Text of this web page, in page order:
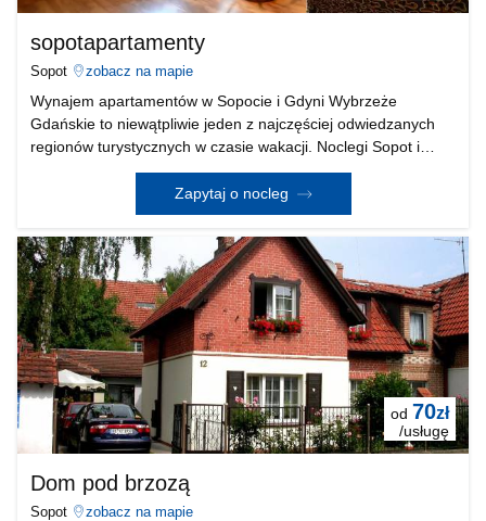
sopotapartamenty
Sopot zobacz na mapie
Wynajem apartamentów w Sopocie i Gdyni Wybrzeże
Gdańskie to niewątpliwie jeden z najczęściej odwiedzanych
regionów turystycznych w czasie wakacji. Noclegi Sopot i
Gdynia - tanie mieszkania na lato, ceny już od 40 zł od osoby
za dobę! Do wynajęcia przez cały rok - samod
Zapytaj o nocleg
od 70zł
/usługę
Dom pod brzozą
Sopot zobacz na mapie